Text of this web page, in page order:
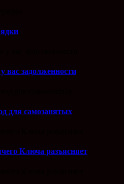
вас задолженности
для самозанятых
Ключа разъясняет